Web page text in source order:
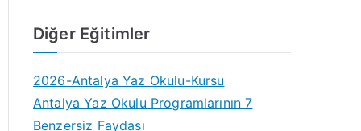
Diğer Eğitimler
2026-Antalya Yaz Okulu-Kursu
Antalya Yaz Okulu Programlarının 7
Benzersiz Faydası